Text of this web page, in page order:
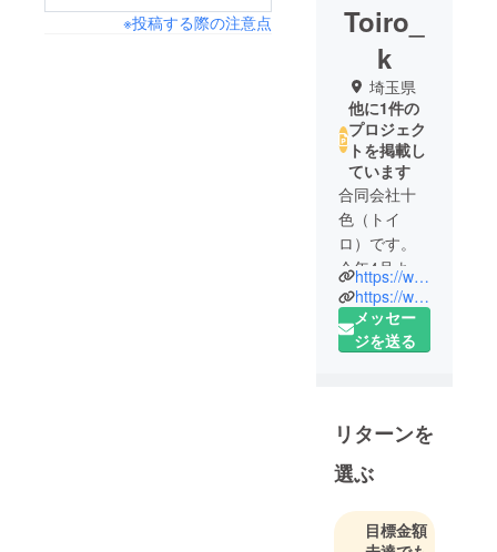
※投稿する際の注意点
Toiro_
k
埼玉県
他に1件の
プロジェク
トを掲載し
ています
合同会社十
色（トイ
ロ）です。
今年4月より
さいたま市
見沼田んぼ
で活動中。
心に生産
中！コロナ
対策を行い
ながら、農
体験イベン
https://www.facebook.com/toiro.farm
https://www.instagram.com/toiro.farm/
メッセー
ジを送る
リターンを
選ぶ
目標金額